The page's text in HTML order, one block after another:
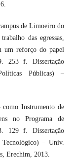
de Limoeiro do
das egressas,
um reforço do papel
253 f. Dissertação
Públicas) –
Instrumento de
no Programa de
129 f. Dissertação
– Univ.
Erechim, 2013.